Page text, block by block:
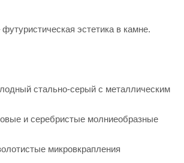
эстетика в камне.
стально-серый с металлическим
и серебристые молниеобразные
микровкрапления